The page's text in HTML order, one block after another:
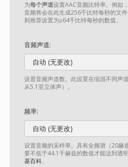
为每个声道设置AAC音频比特率。例如
音频将会在此生成256千比特每秒的文件
则推荐设置为≥64千比特每秒的数值。
音频声道:
自动 (无更改)
设置音频声道数。此设置在缩混不同声
从5.1至立体声）。
频率:
自动 (无更改)
设置音频的采样率。具有全频谱（20
要不低于44.1千赫兹的数值才能达到透
基百科。